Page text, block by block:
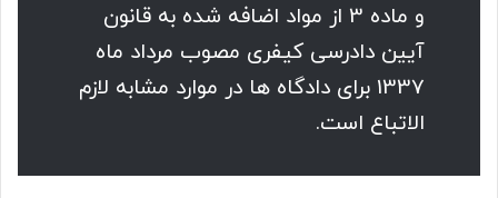
و ماده 3 از مواد اضافه شده به قانون
آیین دادرسی کیفری مصوب مرداد ماه
1337 برای دادگاه ها در موارد مشابه لازم
الاتباع است.